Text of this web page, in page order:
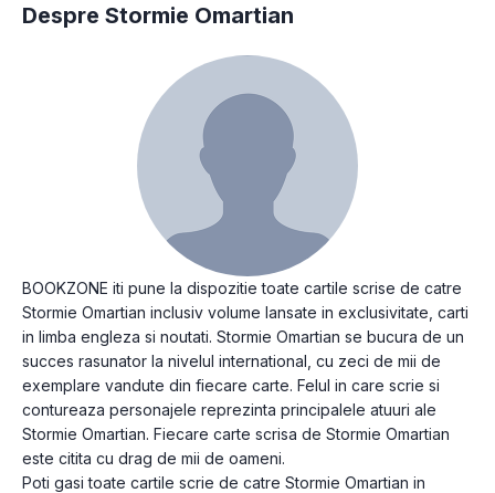
Despre Stormie Omartian
BOOKZONE iti pune la dispozitie toate cartile scrise de catre
Stormie Omartian inclusiv volume lansate in exclusivitate, carti
in limba engleza si noutati. Stormie Omartian se bucura de un
succes rasunator la nivelul international, cu zeci de mii de
exemplare vandute din fiecare carte. Felul in care scrie si
contureaza personajele reprezinta principalele atuuri ale
Stormie Omartian. Fiecare carte scrisa de Stormie Omartian
este citita cu drag de mii de oameni.
Poti gasi toate cartile scrie de catre Stormie Omartian in